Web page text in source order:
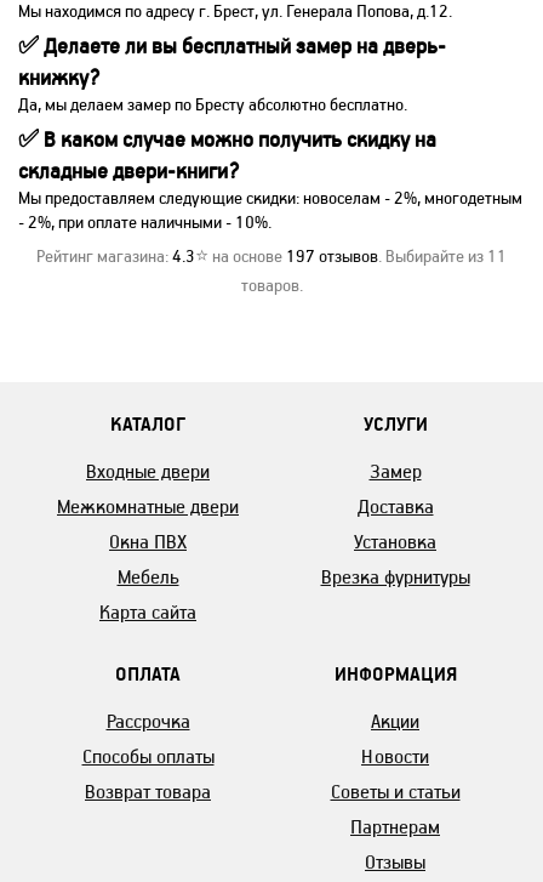
Мы находимся по адресу г. Брест, ул. Генерала Попова, д.12.
✅ Делаете ли вы бесплатный замер на дверь-
книжку?
Да, мы делаем замер по Бресту абсолютно бесплатно.
✅ В каком случае можно получить скидку на
складные двери-книги?
Мы предоставляем следующие скидки: новоселам - 2%, многодетным
- 2%, при оплате наличными - 10%.
Рейтинг магазина:4.3⭐ на основе 197 отзывов. Выбирайте из 11
товаров.
КАТАЛОГ
Входные двери
Межкомнатные двери
Окна ПВХ
Мебель
Карта сайта
УСЛУГИ
Замер
Доставка
Установка
Врезка фурнитуры
ОПЛАТА
Рассрочка
Способы оплаты
Возврат товара
ИНФОРМАЦИЯ
Акции
Новости
Советы и статьи
Партнерам
Отзывы